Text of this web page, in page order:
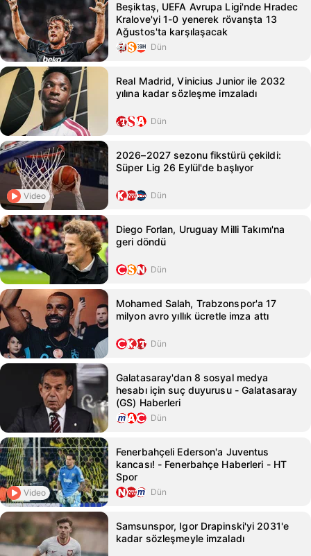
Beşiktaş, UEFA Avrupa Ligi'nde Hradec
Kralove'yi 1-0 yenerek rövanşta 13
Ağustos'ta karşılaşacak
Dün
Real Madrid, Vinicius Junior ile 2032
yılına kadar sözleşme imzaladı
Dün
Video
2026–2027 sezonu fikstürü çekildi:
Süper Lig 26 Eylül'de başlıyor
Dün
Diego Forlan, Uruguay Milli Takımı'na
geri döndü
Dün
Mohamed Salah, Trabzonspor'a 17
milyon avro yıllık ücretle imza attı
Dün
Galatasaray'dan 8 sosyal medya
hesabı için suç duyurusu - Galatasaray
(GS) Haberleri
Dün
Video
Fenerbahçeli Ederson'a Juventus
kancası! - Fenerbahçe Haberleri - HT
Spor
Dün
Samsunspor, Igor Drapinski'yi 2031'e
kadar sözleşmeyle imzaladı